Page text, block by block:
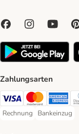
Zahlungsarten
Visa Payment Method
MastercardAmerican
Rechnung
Rechnung Payment
Bankeinzug
Bankeinzug